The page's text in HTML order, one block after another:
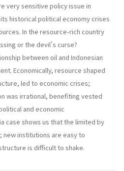
very sensitive policy issue in
historical political economy crises
In the resource-rich country
or the devil's curse?
between oil and Indonesian
Economically, resource shaped
led to economic crises;
was irrational, benefiting vested
and economic
case shows us that the limited by
new institutions are easy to
is difficult to shake.